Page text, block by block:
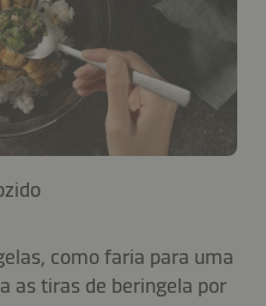
como faria para uma
as tiras de beringela por